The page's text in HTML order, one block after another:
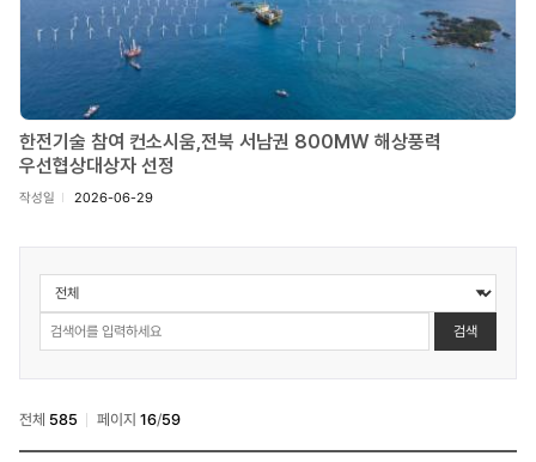
한전기술 참여 컨소시움,전북 서남권 800MW 해상풍력
우선협상대상자 선정
작성일 2026-06-29
소통센터
>
보도자료
검색
검색
전체 585 페이지 16/59